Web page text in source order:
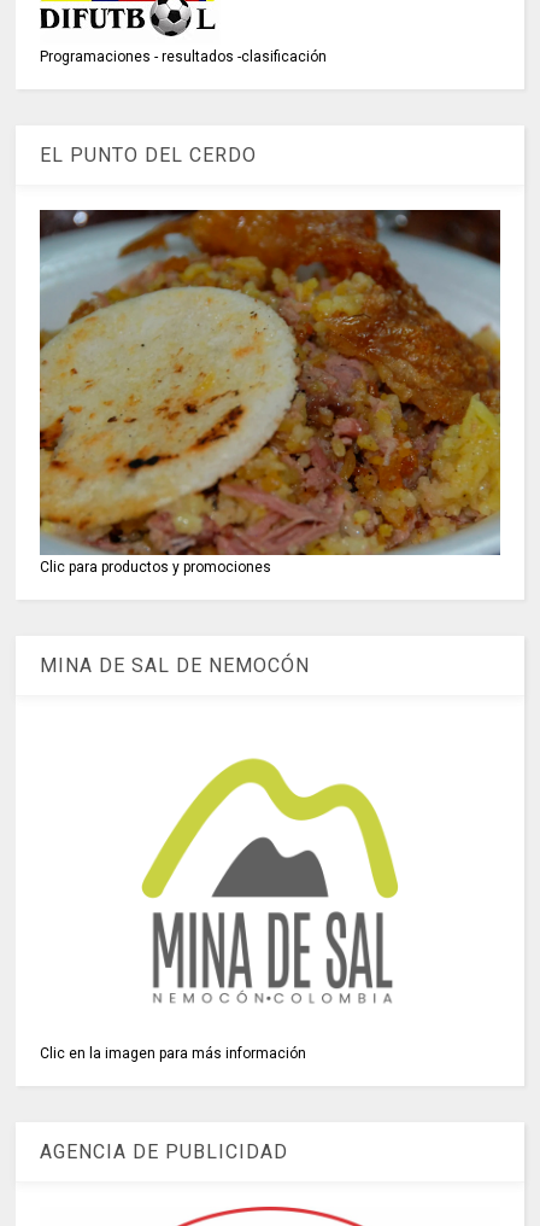
Programaciones - resultados -clasificación
EL PUNTO DEL CERDO
Clic para productos y promociones
MINA DE SAL DE NEMOCÓN
Clic en la imagen para más información
AGENCIA DE PUBLICIDAD